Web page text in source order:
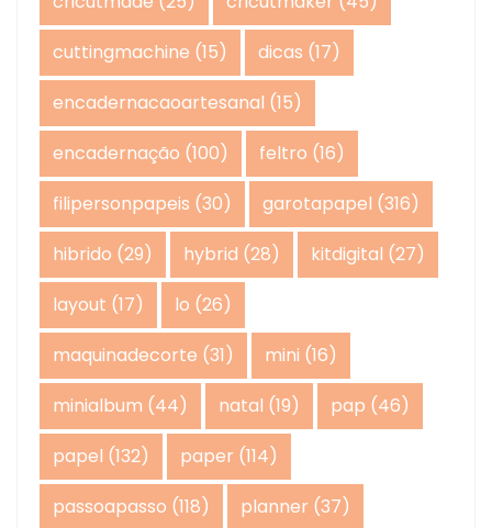
cuttingmachine (15) dicas (17)
encadernacaoartesanal (15)
encadernação (100) feltro (16)
filipersonpapeis (30) garotapapel (316)
hibrido (29) hybrid (28) kitdigital (27)
layout (17) lo (26)
maquinadecorte (31) mini (16)
minialbum (44) natal (19) pap (46)
papel (132) paper (114)
passoapasso (118) planner (37)